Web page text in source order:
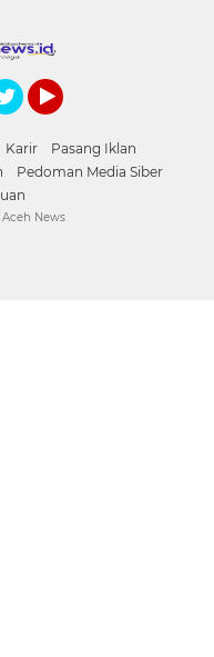
Karir
Pasang Iklan
Pedoman Media Siber
News